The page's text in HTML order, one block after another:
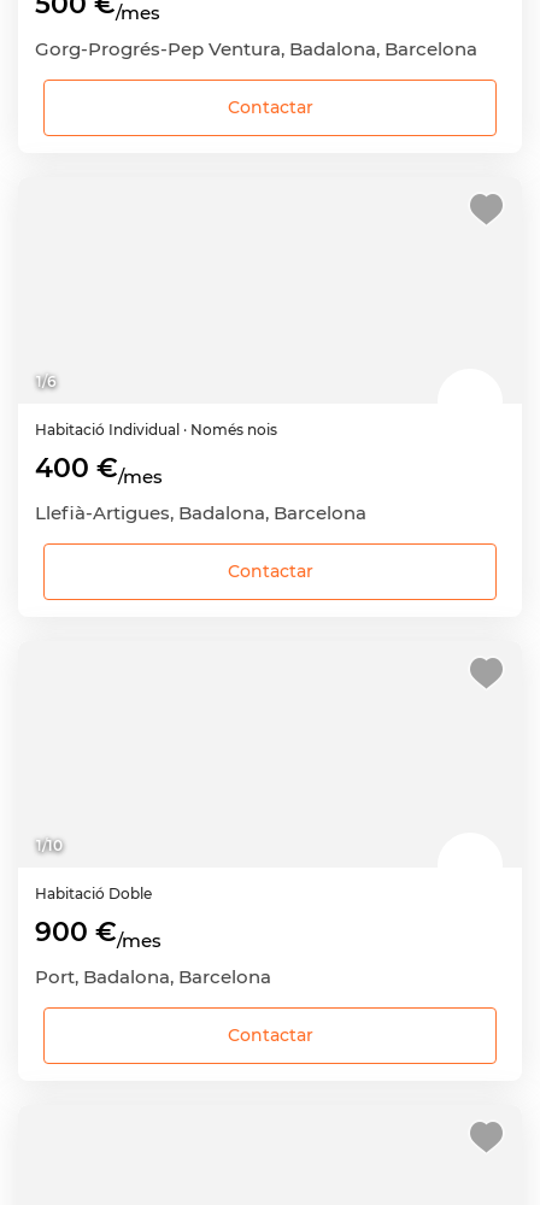
/mes
Gorg-Progrés-Pep Ventura, Badalona, Barcelona
Contactar
1/6
Habitació Individual · Només nois
400 €/mes
Llefià-Artigues, Badalona, Barcelona
Contactar
1/10
Habitació Doble
900 €/mes
Port, Badalona, Barcelona
Contactar